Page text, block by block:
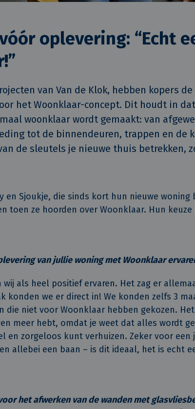
oplevering: “Echt
van Van de Klok, hebben kopers
het Woonklaar-concept. Dit houdt in
woonklaar wordt gemaakt: van
tot de binnendeuren, trappen en de
de sleutels je nieuwe thuis betrekken,
en Sjoukje, die sinds kort hun nieuwe woning
toen ze hoorden over Woonklaar. Hun
van jullie woning met Woonklaar
wij als heel positief ervaren. Het zag er
konden we er direct in! We konden zelfs 3
die niet voor Woonklaar hebben gekozen.
meer hebt, omdat je weet dat alles wordt
en zorgeloos kunt verhuizen. Zeker voor een
allebei een baan – is dit ideaal, het is echt
het afwerken van de wanden met